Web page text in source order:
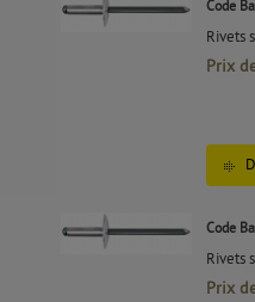
Code
Rivets
Prix
Code
Rivets
Prix